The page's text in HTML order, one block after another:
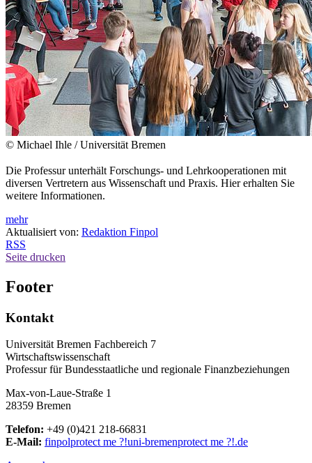
© Michael Ihle / Universität Bremen
Die Professur unterhält Forschungs- und Lehrkooperationen mit
diversen Vertretern aus Wissenschaft und Praxis. Hier erhalten Sie
weitere Informationen.
mehr
Aktualisiert von: Redaktion Finpol
RSS
Seite drucken
Footer
Kontakt
Universität Bremen Fachbereich 7
Wirtschaftswissenschaft
Professur für Bundesstaatliche und regionale Finanzbeziehungen
Max-von-Laue-Straße 1
28359 Bremen
Telefon: +49 (0)421 218-66831
E-Mail: finpolprotect me ?!uni-bremenprotect me ?!.de